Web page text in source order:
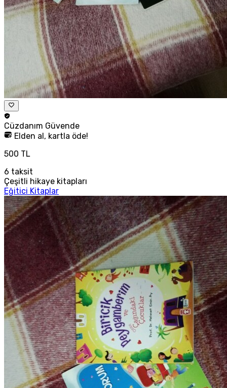
Cüzdanım Güvende
Elden al, kartla öde!
500 TL
6 taksit
Çeşitli hikaye kitapları
Eğitici Kitaplar